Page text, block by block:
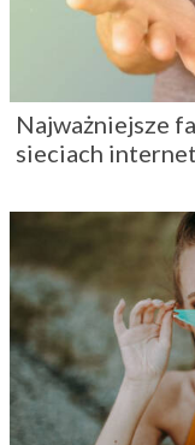
Najważniejsze
sieciach